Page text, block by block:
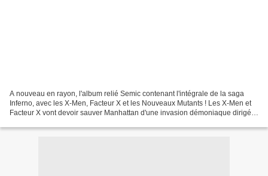
A nouveau en rayon, l'album relié Semic contenant l'intégrale de la saga
Inferno, avec les X-Men, Facteur X et les Nouveaux Mutants ! Les X-Men et
Facteur X vont devoir sauver Manhattan d'une invasion démoniaque dirigée